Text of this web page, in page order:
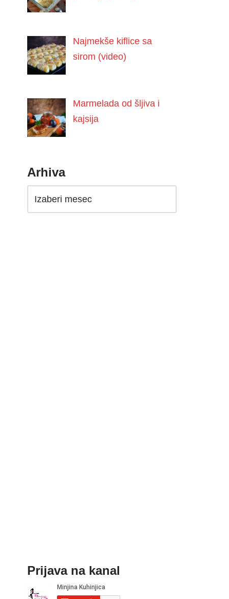
Najmekše kiflice sa
sirom (video)
Marmelada od šljiva i
kajsija
Arhiva
Prijava na kanal